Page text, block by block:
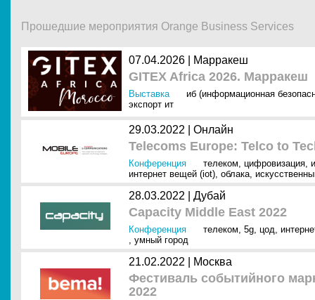
Прошедшие мероприятия Orange Business Services
07.04.2026 | Марракеш
GITEX Africa 2026. Марракеш
Выставка
иб (информационная
экспорт ит
29.03.2022 | Онлайн
Telecoms Europe: Telco to
Конференция телеком, цифровизация,
интернет вещей (iot), облака,
28.03.2022 | Дубай
Capacity Middle East 2022
Конференция телеком, 5g, цод,
, умный город
21.02.2022 | Москва
Фестиваль событийного
2022